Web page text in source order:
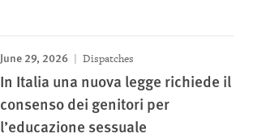
June 29, 2026 Dispatches
In Italia una nuova legge richiede il
consenso dei genitori per
l’educazione sessuale